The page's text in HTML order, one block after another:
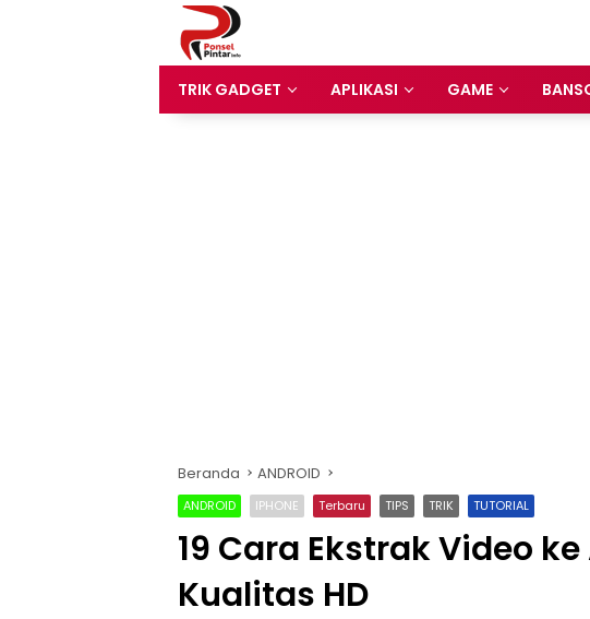
TRIK GADGET
APLIKASI GAME
Beranda ANDROID
ANDROID IPHONE Terbaru TIPS TRIK TUTORIAL
19 Cara Ekstrak Video
Kualitas HD